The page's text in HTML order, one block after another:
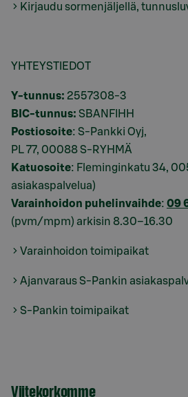
Kirjaudu sormenjäljellä,
YHTEYSTIEDOT
Y-tunnus: 2557308-3
BIC-tunnus: SBANFIHH
Postiosoite: S-Pankki Oyj,
PL 77, 00088 S-RYHMÄ
Katuosoite: Fleminginkatu 34,
asiakaspalvelua)
Varainhoidon puhelinvaihde: 09
(pvm/mpm) arkisin 8.30–16.30
Varainhoidon toimipaikat
Ajanvaraus S-Pankin
S-Pankin toimipaikat
Viitekorkomme